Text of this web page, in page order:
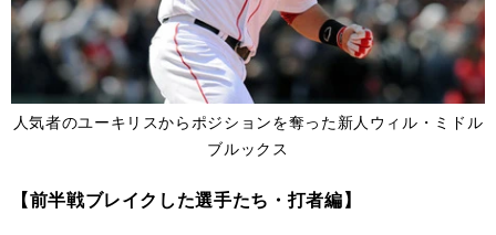
人気者のユーキリスからポジションを奪った新人ウィル・ミドル
ブルックス
【前半戦ブレイクした選手たち・打者編】